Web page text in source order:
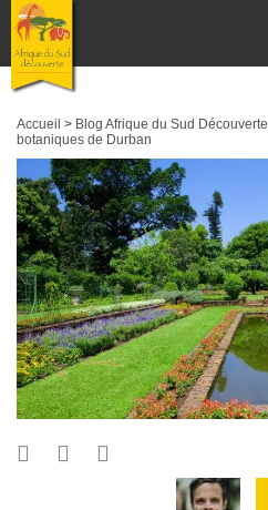
Accueil > Blog Afrique du Sud Découverte
botaniques de Durban